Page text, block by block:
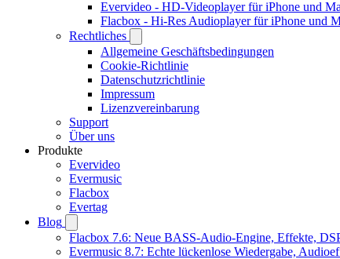
Evervideo - HD-Videoplayer für iPhone und
Flacbox - Hi-Res Audioplayer für iPhone und
Rechtliches
Allgemeine Geschäftsbedingungen
Cookie-Richtlinie
Datenschutzrichtlinie
Impressum
Lizenzvereinbarung
Support
Über uns
Produkte
Evervideo
Evermusic
Flacbox
Evertag
Blog
Flacbox 7.6: Neue BASS-Audio-Engine, Effekte,
Evermusic 8.7: Echte lückenlose Wiedergabe,